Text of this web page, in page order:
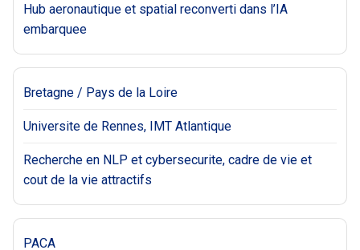
Hub aeronautique et spatial reconverti dans l’IA
embarquee
Bretagne / Pays de la Loire
Universite de Rennes, IMT Atlantique
Recherche en NLP et cybersecurite, cadre de vie et
cout de la vie attractifs
PACA